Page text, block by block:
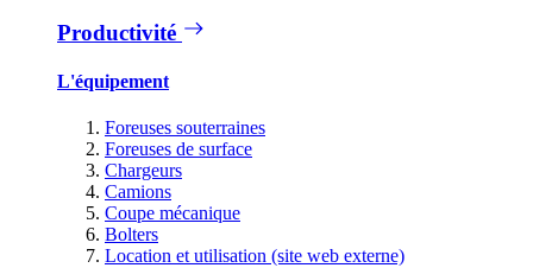
Productivité
L'équipement
Foreuses souterraines
Foreuses de surface
Chargeurs
Camions
Coupe mécanique
Bolters
Location et utilisation (site web externe)